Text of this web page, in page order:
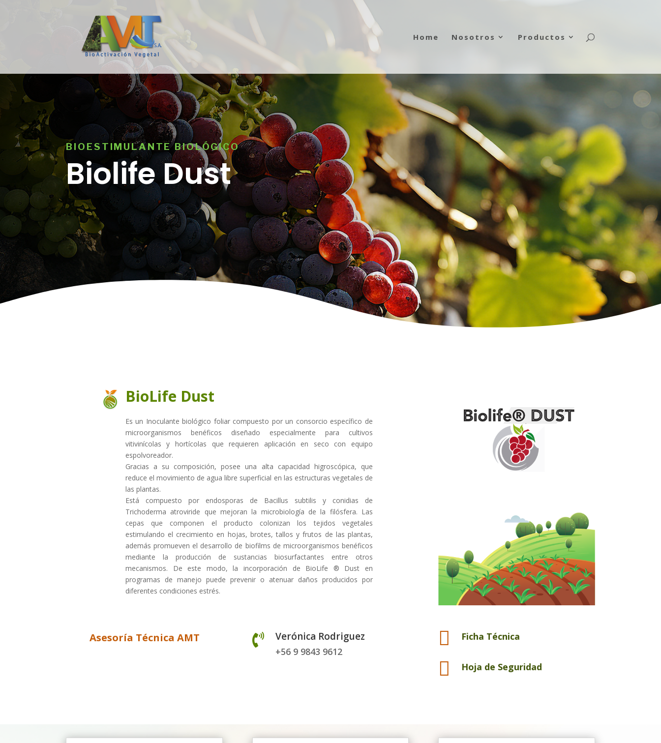
Home Nosotros Productos
BIOESTIMULANTE BIOLÓGICO
Biolife Dust
BioLife Dust
Es un Inoculante biológico foliar compuesto por un consorcio específico de
microorganismos benéficos diseñado especialmente para cultivos
vitivinícolas y hortícolas que requieren aplicación en seco con equipo
espolvoreador.
Gracias a su composición, posee una alta capacidad higroscópica, que
reduce el movimiento de agua libre superficial en las estructuras vegetales de
las plantas.
Está compuesto por endosporas de Bacillus subtilis y conidias de
Trichoderma atroviride que mejoran la microbiología de la filósfera. Las
cepas que componen el producto colonizan los tejidos vegetales
estimulando el crecimiento en hojas, brotes, tallos y frutos de las plantas,
además promueven el desarrollo de biofilms de microorganismos benéficos
mediante la producción de sustancias biosurfactantes entre otros
mecanismos. De este modo, la incorporación de BioLife ® Dust en
programas de manejo puede prevenir o atenuar daños producidos por
diferentes condiciones estrés.
Asesoría Técnica AMT  Verónica Rodriguez
+56 9 9843 9612
 Ficha Técnica
 Hoja de Seguridad